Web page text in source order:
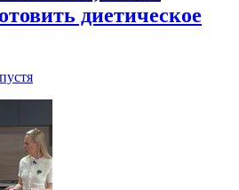
диетическое